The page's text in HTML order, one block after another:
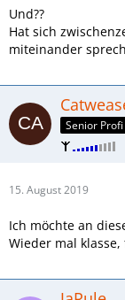
Und??
Hat sich
miteinander
Senior Profi
15. August 2019
Ich möchte an
Wieder mal